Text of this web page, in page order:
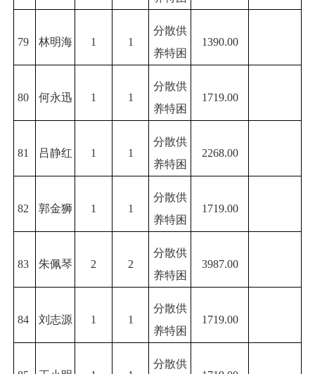
79 林明海 1 1
分散供
养特困
1390.00
80 何永迅 1 1
分散供
养特困
1719.00
81 吕静红 1 1
分散供
养特困
2268.00
82 郭金狮 1 1
分散供
养特困
1719.00
83 朱佩琴 2 2
分散供
养特困
3987.00
84 刘志源 1 1
分散供
养特困
1719.00
分散供